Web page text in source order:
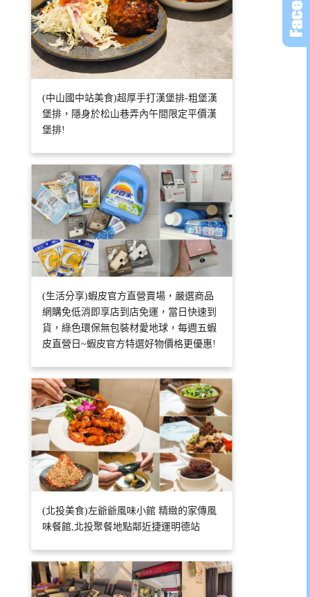
(中山國中站美食)超厚手打漢堡排-粗堡漢
堡排，隱身於松山巷弄內午間限定平價漢
堡排!
(生活分享)蝦皮官方直營賣場，嚴選商品
網購免低消即享店到店免運，當日快速到
貨，綠色環保無包裝材愛地球，每週五蝦
皮直營日~蝦皮官方特選好物價格更優惠!
(北投美食)左爺爺風味小館 精緻的家傳風
味餐館,北投聚餐地點鄰近捷運明德站